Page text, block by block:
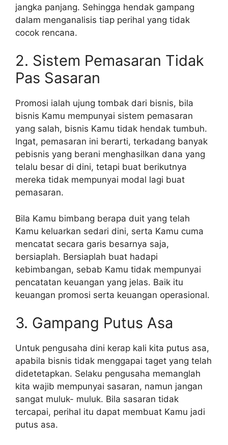
jangka panjang. Sehingga hendak gampang
dalam menganalisis tiap perihal yang tidak
cocok rencana.
2. Sistem Pemasaran Tidak
Pas Sasaran
Promosi ialah ujung tombak dari bisnis, bila
bisnis Kamu mempunyai sistem pemasaran
yang salah, bisnis Kamu tidak hendak tumbuh.
Ingat, pemasaran ini berarti, terkadang banyak
pebisnis yang berani menghasilkan dana yang
telalu besar di dini, tetapi buat berikutnya
mereka tidak mempunyai modal lagi buat
pemasaran.
Bila Kamu bimbang berapa duit yang telah
Kamu keluarkan sedari dini, serta Kamu cuma
mencatat secara garis besarnya saja,
bersiaplah. Bersiaplah buat hadapi
kebimbangan, sebab Kamu tidak mempunyai
pencatatan keuangan yang jelas. Baik itu
keuangan promosi serta keuangan operasional.
3. Gampang Putus Asa
Untuk pengusaha dini kerap kali kita putus asa,
apabila bisnis tidak menggapai taget yang telah
didetetapkan. Selaku pengusaha memanglah
kita wajib mempunyai sasaran, namun jangan
sangat muluk- muluk. Bila sasaran tidak
tercapai, perihal itu dapat membuat Kamu jadi
putus asa.